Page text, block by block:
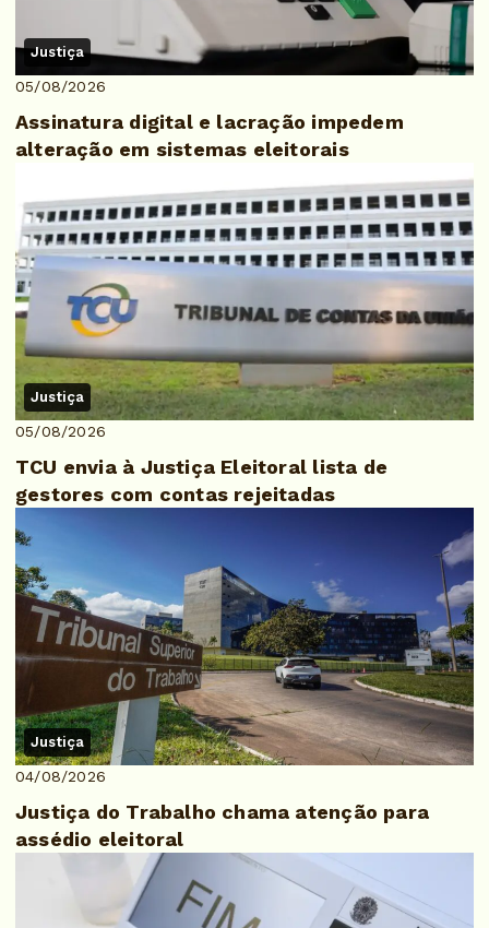
Justiça
05/08/2026
Assinatura digital e lacração impedem
alteração em sistemas eleitorais
Justiça
05/08/2026
TCU envia à Justiça Eleitoral lista de
gestores com contas rejeitadas
Justiça
04/08/2026
Justiça do Trabalho chama atenção para
assédio eleitoral